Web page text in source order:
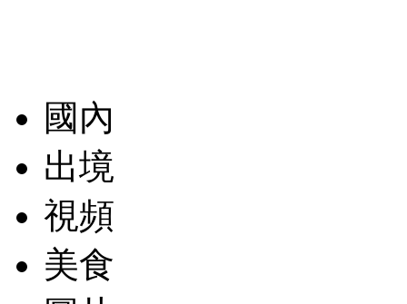
國內
出境
視頻
美食